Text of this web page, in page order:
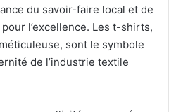
du savoir-faire local et de
l’excellence. Les t-shirts,
sont le symbole
de l’industrie textile